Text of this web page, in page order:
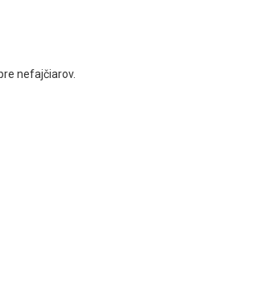
nefajčiarov.